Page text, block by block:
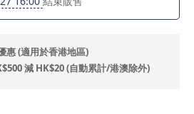
惠 (適用於香港地區)
減 HK$20 (自動累計/港澳除外)